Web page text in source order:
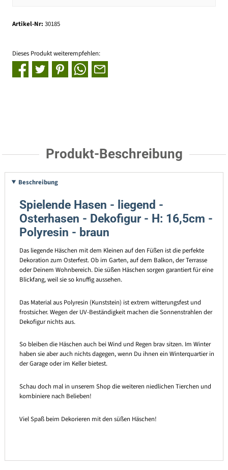
Artikel-Nr: 30185
Dieses Produkt weiterempfehlen:
Produkt-Beschreibung
Beschreibung
Spielende Hasen - liegend -
Osterhasen - Dekofigur - H: 16,5cm -
Polyresin - braun
Das liegende Häschen mit dem Kleinen auf den Füßen ist die perfekte
Dekoration zum Osterfest. Ob im Garten, auf dem Balkon, der Terrasse
oder Deinem Wohnbereich. Die süßen Häschen sorgen garantiert für eine
Blickfang, weil sie so knuffig aussehen.
Das Material aus Polyresin (Kunststein) ist extrem witterungsfest und
frostsicher. Wegen der UV-Beständigkeit machen die Sonnenstrahlen der
Dekofigur nichts aus.
So bleiben die Häschen auch bei Wind und Regen brav sitzen. Im Winter
haben sie aber auch nichts dagegen, wenn Du ihnen ein Winterquartier in
der Garage oder im Keller bietest.
Schau doch mal in unserem Shop die weiteren niedlichen Tierchen und
kombiniere nach Belieben!
Viel Spaß beim Dekorieren mit den süßen Häschen!